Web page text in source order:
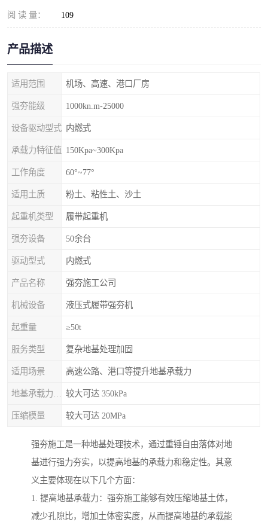
阅 读 量： 109
产品描述
适用范围 机场、高速、港口厂房
强夯能级 1000kn.m-25000
设备驱动型式 内燃式
承载力特征值 150Kpa~300Kpa
工作角度 60°~77°
适用土质 粉土、粘性土、沙土
起重机类型 履带起重机
强夯设备 50余台
驱动型式 内燃式
产品名称 强夯施工公司
机械设备 液压式履带强夯机
起重量 ≥50t
服务类型 复杂地基处理加固
适用场景 高速公路、港口等提升地基承载力
较大可达 350kPa
压缩模量 较大可达 20MPa
强夯施工是一种地基处理技术，通过重锤自由落体对地
基进行强力夯实，以提高地基的承载力和稳定性。其意
义主要体现在以下几个方面：
1. 提高地基承载力：强夯施工能够有效压缩地基土体，
减少孔隙比，增加土体密实度，从而提高地基的承载能